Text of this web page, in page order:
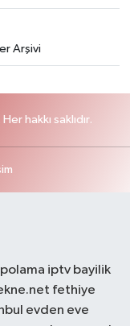
Arşivi
hakkı saklıdır.
iptv bayilik
fethiye
evden eve